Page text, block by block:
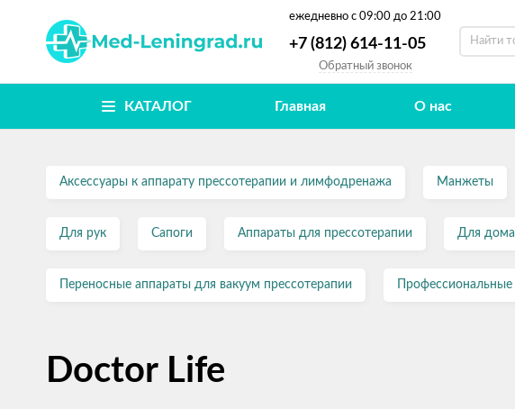
ежедневно с 09:00 до 21:00
+7 (812) 614-11-05
Обратный звонок
КАТАЛОГ Главная О нас
Аксессуары к аппарату прессотерапии и лимфодренажа Манжеты
Для рук Сапоги Аппараты для прессотерапии Для дома
Переносные аппараты для вакуум прессотерапии Профессиональные
Doctor Life